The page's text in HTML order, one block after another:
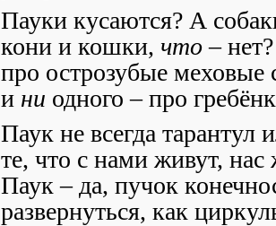
Пауки кусаются? А
кони и кошки, что–
про острозубые меховые
и ни одного – про
Паук не всегда тарантул
те, что с нами живут,
Паук – да, пучок
развернуться, как